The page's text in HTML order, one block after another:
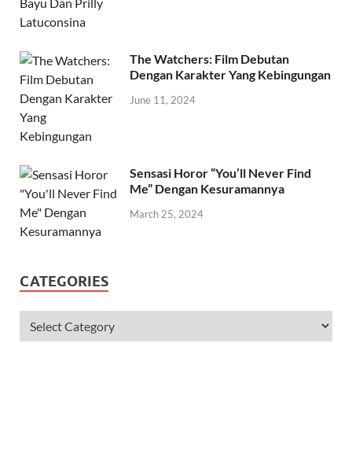
The Watchers: Film Debutan
Dengan Karakter Yang Kebingungan
June 11, 2024
Sensasi Horor “You’ll Never Find
Me” Dengan Kesuramannya
March 25, 2024
CATEGORIES